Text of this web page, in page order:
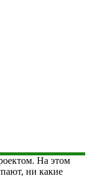
На этом
ни какие